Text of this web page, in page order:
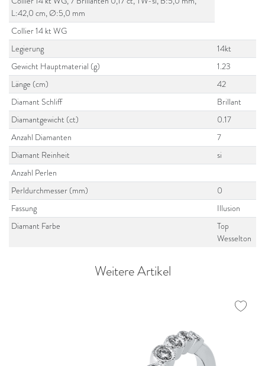
L:42,0 cm, Ø:5,0 mm
Collier 14 kt WG
Legierung
14kt
Gewicht Hauptmaterial (g)
1.23
Länge (cm)
42
Diamant Schliff
Brillant
Diamantgewicht (ct)
0.17
Anzahl Diamanten
7
Diamant Reinheit
si
Anzahl Perlen
Perldurchmesser (mm)
0
Fassung
Illusion
Diamant Farbe
Top
Wesselton
Weitere Artikel